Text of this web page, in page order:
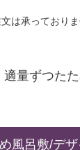
は承っておりま
量ずつた
風呂敷/デ